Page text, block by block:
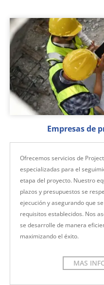
Empresas de
Ofrecemos servicios de
especializadas para el
etapa del proyecto. Nuestro
plazos y presupuestos se
ejecución y asegurando que
requisitos establecidos. Nos
se desarrolle de manera
maximizando el éxito.
MAS